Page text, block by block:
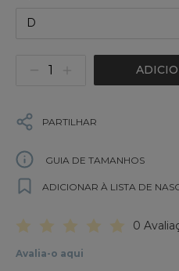
D
PARTILHAR
GUIA DE TAMANHOS
ADICIONAR À LISTA DE
0
Avalia-o aqui